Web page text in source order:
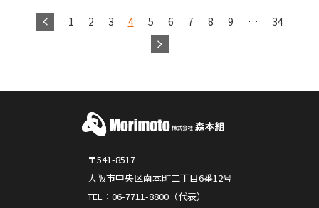
1 2 3 4 5 6 7 8 9 … 34
〒541-8517
大阪市中央区南本町二丁目6番12号
TEL：06-7711-8800（代表）